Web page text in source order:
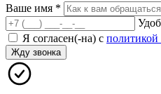
Ваше имя *
Я согласен(-на) с политикой
Жду звонка